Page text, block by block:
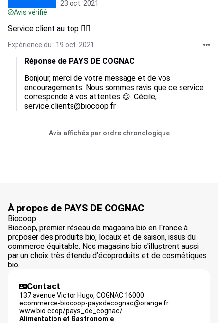
23 oct. 2021
Avis vérifié
Service client au top 👌🏻
Expérience du : 19 oct. 2021
Réponse de PAYS DE COGNAC
Bonjour, merci de votre message et de vos
encouragements. Nous sommes ravis que ce service
corresponde à vos attentes 😊. Cécile,
service.clients@biocoop.fr
Avis affichés par ordre chronologique
À propos de PAYS DE COGNAC
Biocoop
Biocoop, premier réseau de magasins bio en France à
proposer des produits bio, locaux et de saison, issus du
commerce équitable. Nos magasins bio s'illustrent aussi
par un choix très étendu d’écoproduits et de cosmétiques
bio.
Contact
137 avenue Victor Hugo, COGNAC 16000
ecommerce-biocoop-paysdecognac@orange.fr
www.bio.coop/pays_de_cognac/
Alimentation et Gastronomie